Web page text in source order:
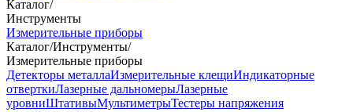
Каталог/
Инструменты
Измерительные приборы
Каталог/Инструменты/
Измерительные приборы
Детекторы металлаИзмерительные клещиИндикаторные
отверткиЛазерные дальномерыЛазерные
уровниШтативыМультиметрыТестеры напряжения